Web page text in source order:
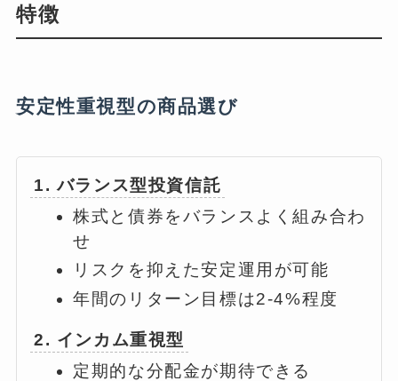
特徴
安定性重視型の商品選び
1. バランス型投資信託
株式と債券をバランスよく組み合わ
せ
リスクを抑えた安定運用が可能
年間のリターン目標は2-4%程度
2. インカム重視型
定期的な分配金が期待できる